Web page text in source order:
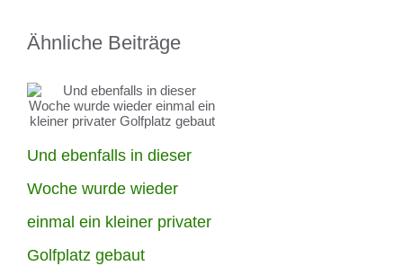
Ähnliche Beiträge
Und ebenfalls in dieser
Woche wurde wieder
einmal ein kleiner privater
Golfplatz gebaut